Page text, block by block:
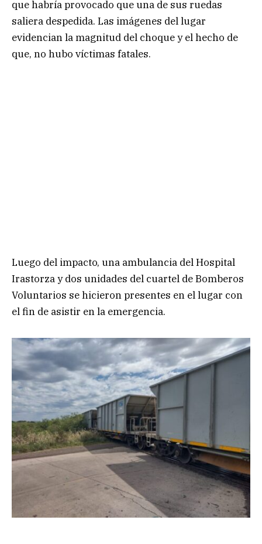
que habría provocado que una de sus ruedas
saliera despedida. Las imágenes del lugar
evidencian la magnitud del choque y el hecho de
que, no hubo víctimas fatales.
Luego del impacto, una ambulancia del Hospital
Irastorza y dos unidades del cuartel de Bomberos
Voluntarios se hicieron presentes en el lugar con
el fin de asistir en la emergencia.